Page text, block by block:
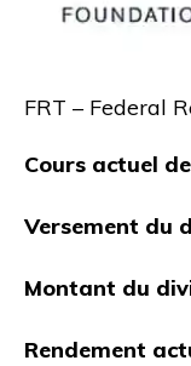
FRT – Federal
Cours actuel
Versement du
Montant du
Rendement